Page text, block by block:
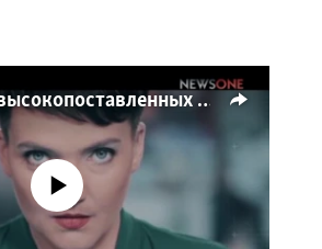
Страна самых высокопоставленных телеведущих. Почему политики захватили телеэфир Украины
source currently available